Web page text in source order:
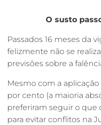
O susto
Passados 16 meses da
felizmente não se
previsões sobre a
Mesmo com a
por cento (a maioria
preferiram seguir o que
para evitar conflitos na